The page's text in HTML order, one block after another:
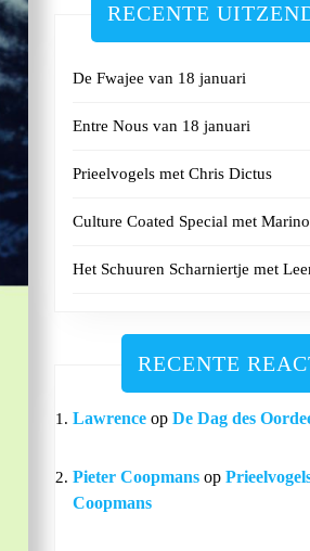
RECENTE
De Fwajee van 18 januari
Entre Nous van 18 januari
Prieelvogels met Chris Dictus
Culture Coated Special met
Het Schuuren Scharniertje met
RECENTE
Lawrence op De Dag des
Pieter Coopmans op
Coopmans